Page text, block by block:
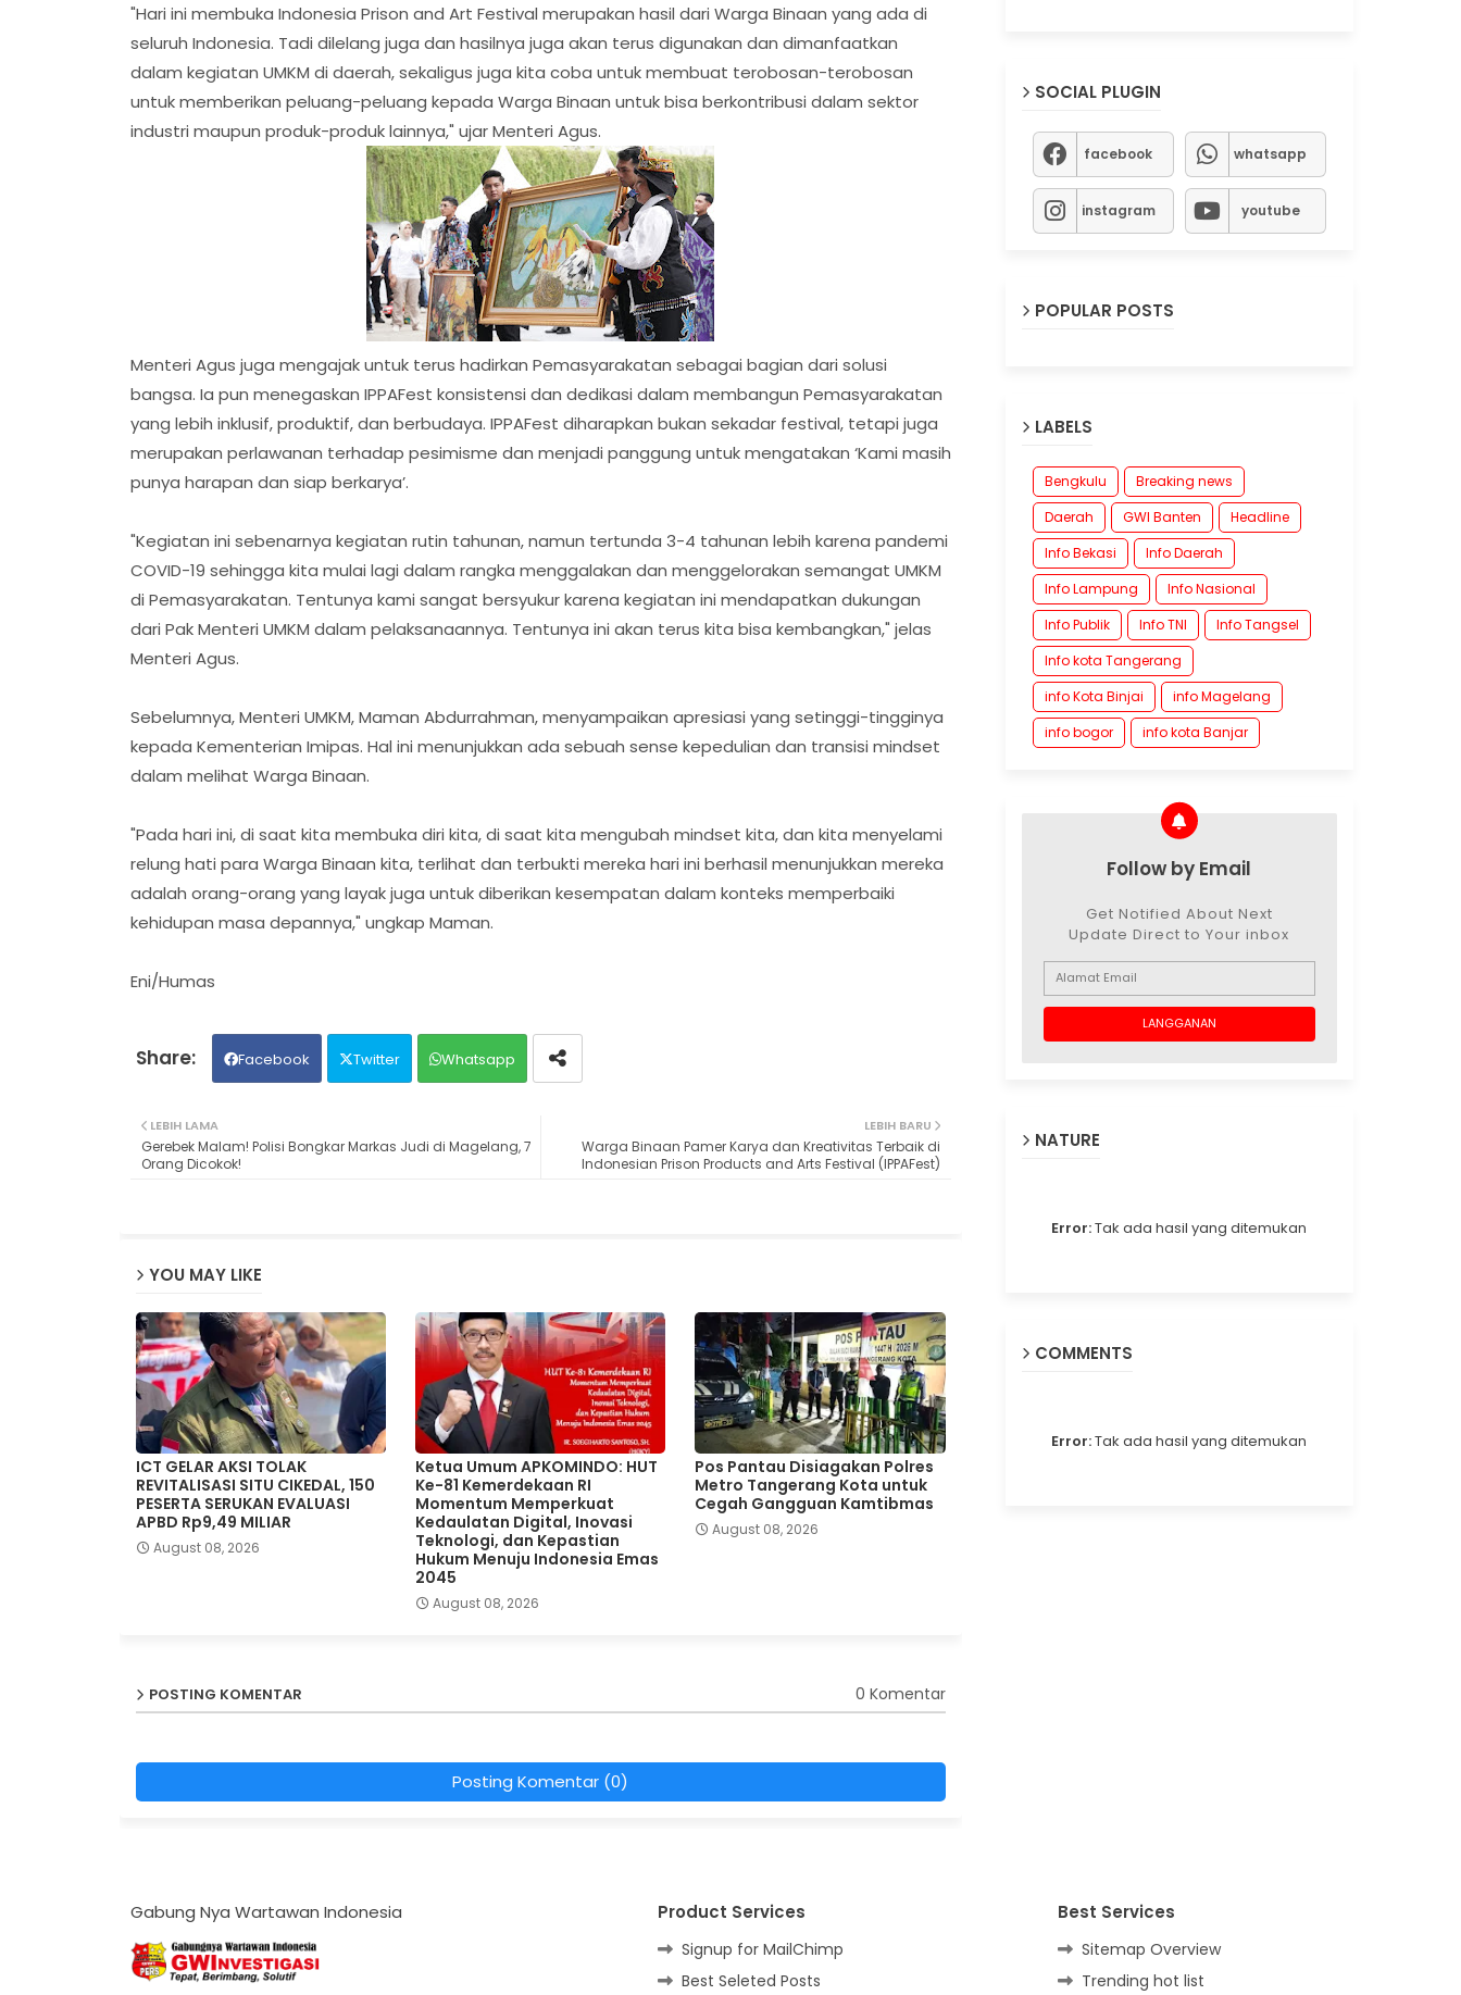
"Hari ini membuka Indonesia Prison and Art Festival merupakan hasil dari Warga Binaan yang ada di
seluruh Indonesia. Tadi dilelang juga dan hasilnya juga akan terus digunakan dan dimanfaatkan
dalam kegiatan UMKM di daerah, sekaligus juga kita coba untuk membuat terobosan-terobosan
untuk memberikan peluang-peluang kepada Warga Binaan untuk bisa berkontribusi dalam sektor
industri maupun produk-produk lainnya," ujar Menteri Agus.
Menteri Agus juga mengajak untuk terus hadirkan Pemasyarakatan sebagai bagian dari solusi
bangsa. Ia pun menegaskan IPPAFest konsistensi dan dedikasi dalam membangun Pemasyarakatan
yang lebih inklusif, produktif, dan berbudaya. IPPAFest diharapkan bukan sekadar festival, tetapi juga
merupakan perlawanan terhadap pesimisme dan menjadi panggung untuk mengatakan ‘Kami masih
punya harapan dan siap berkarya’.
"Kegiatan ini sebenarnya kegiatan rutin tahunan, namun tertunda 3-4 tahunan lebih karena pandemi
COVID-19 sehingga kita mulai lagi dalam rangka menggalakan dan menggelorakan semangat UMKM
di Pemasyarakatan. Tentunya kami sangat bersyukur karena kegiatan ini mendapatkan dukungan
dari Pak Menteri UMKM dalam pelaksanaannya. Tentunya ini akan terus kita bisa kembangkan," jelas
Menteri Agus.
Sebelumnya, Menteri UMKM, Maman Abdurrahman, menyampaikan apresiasi yang setinggi-tingginya
kepada Kementerian Imipas. Hal ini menunjukkan ada sebuah sense kepedulian dan transisi mindset
dalam melihat Warga Binaan.
"Pada hari ini, di saat kita membuka diri kita, di saat kita mengubah mindset kita, dan kita menyelami
relung hati para Warga Binaan kita, terlihat dan terbukti mereka hari ini berhasil menunjukkan mereka
adalah orang-orang yang layak juga untuk diberikan kesempatan dalam konteks memperbaiki
kehidupan masa depannya," ungkap Maman.
Eni/Humas
Facebook Twitter Whatsapp
LEBIH BARU
Warga Binaan Pamer Karya dan Kreativitas Terbaik di
Indonesian Prison Products and Arts Festival (IPPAFest)
LEBIH LAMA
Gerebek Malam! Polisi Bongkar Markas Judi di Magelang, 7
Orang Dicokok!
YOU MAY LIKE
ICT GELAR AKSI TOLAK
REVITALISASI SITU CIKEDAL, 150
PESERTA SERUKAN EVALUASI
APBD Rp9,49 MILIAR
August 08, 2026
Ketua Umum APKOMINDO: HUT
Ke-81 Kemerdekaan RI
Momentum Memperkuat
Kedaulatan Digital, Inovasi
Teknologi, dan Kepastian
Hukum Menuju Indonesia Emas
2045
August 08, 2026
Pos Pantau Disiagakan Polres
Metro Tangerang Kota untuk
Cegah Gangguan Kamtibmas
August 08, 2026
POSTING KOMENTAR 0 Komentar
Posting Komentar (0)
SOCIAL PLUGIN
facebook whatsapp
instagram youtube
POPULAR POSTS
LABELS
Bengkulu
Breaking news
Daerah
GWI Banten
Headline
Info Bekasi
Info Daerah
Info Lampung
Info Nasional
Info Publik
Info TNI
Info Tangsel
Info kota Tangerang
info Kota Binjai
info Magelang
info bogor
info kota Banjar
Follow by Email
Get Notified About Next
Update Direct to Your inbox
NATURE
Error:Tak ada hasil yang ditemukan
COMMENTS
Error:Tak ada hasil yang ditemukan
Gabung Nya Wartawan Indonesia Product Services
Signup for MailChimp
Best Seleted Posts
Best Services
Sitemap Overview
Trending hot list